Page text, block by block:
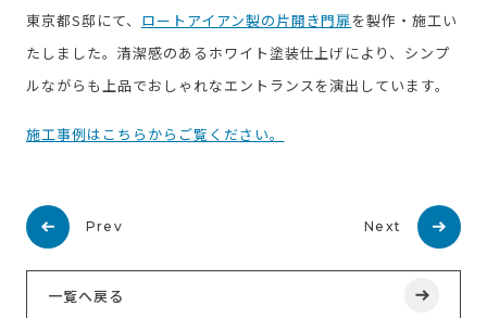
東京都S邸にて、 ロートアイアン製の片開き門扉を製作・施工い
たしました。清潔感のあるホワイト塗装仕上げにより、シンプ
ルながらも上品でおしゃれなエントランスを演出しています。
施工事例はこちらからご覧ください。
Prev Next
一覧へ戻る